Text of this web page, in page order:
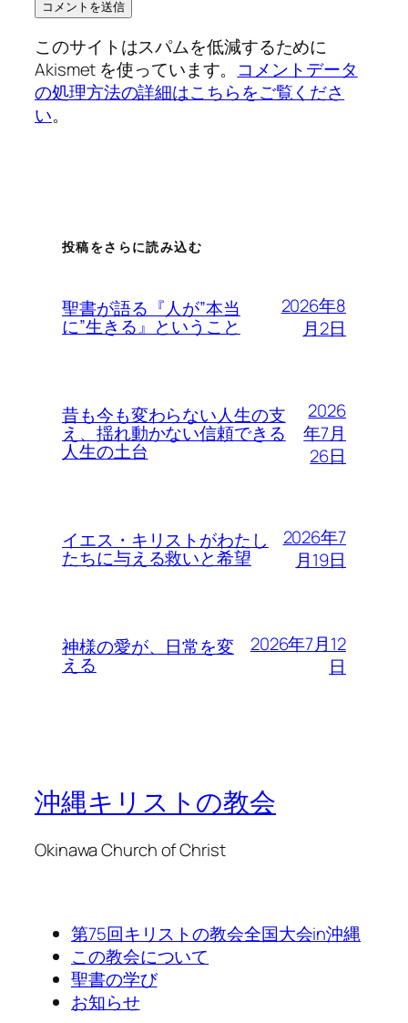
このサイトはスパムを低減するために
Akismet を使っています。 コメントデータ
の処理方法の詳細はこちらをご覧くださ
い。
投稿をさらに読み込む
聖書が語る『人が”本当
に”生きる』ということ
2026年8
月2日
昔も今も変わらない人生の支
え、揺れ動かない信頼できる
人生の土台
2026
年7月
26日
イエス・キリストがわたし
たちに与える救いと希望
2026年7
月19日
神様の愛が、日常を変
える
2026年7月12
日
沖縄キリストの教会
Okinawa Church of Christ
第75回キリストの教会全国大会in沖縄
この教会について
聖書の学び
お知らせ